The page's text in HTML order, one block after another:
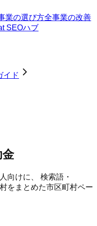
業の選び方全事業の改善
SEOハブ
イド
向けに、 検索語・
をまとめた市区町村ペー